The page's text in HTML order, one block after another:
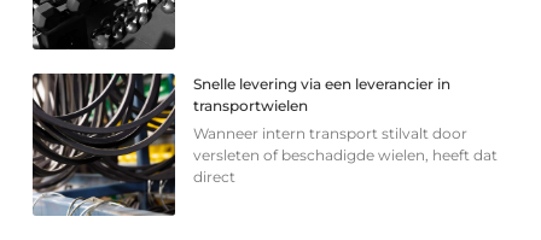
Snelle levering via een leverancier in
transportwielen
Wanneer intern transport stilvalt door
versleten of beschadigde wielen, heeft dat
direct